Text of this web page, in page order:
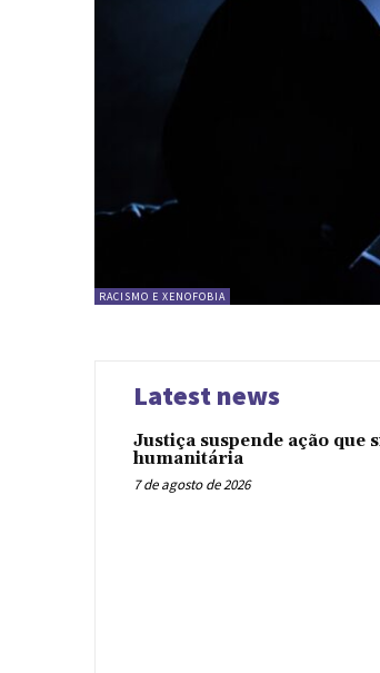
RACISMO E XENOFOBIA
Latest news
Justiça suspende ação
humanitária
7 de agosto de 2026